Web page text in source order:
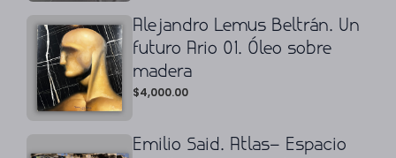
Alejandro Lemus Beltrán. Un
futuro Ario 01. Óleo sobre
madera
$4,000.00
Emilio Said. Atlas– Espacio